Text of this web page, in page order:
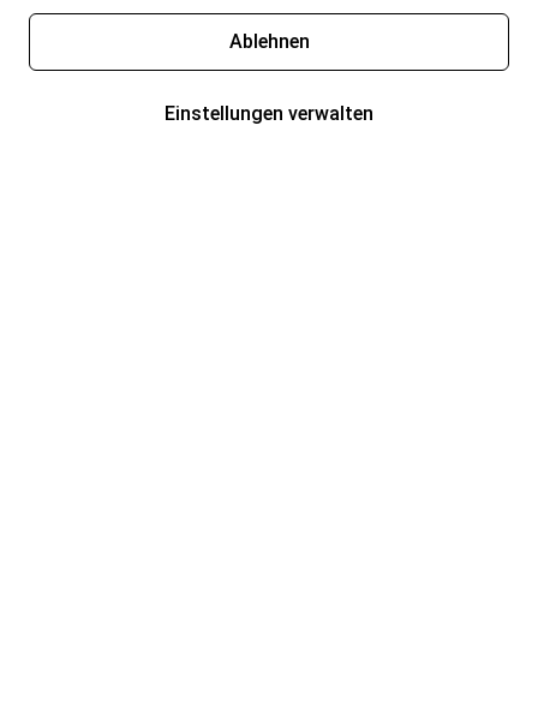
Ablehnen
Einstellungen verwalten